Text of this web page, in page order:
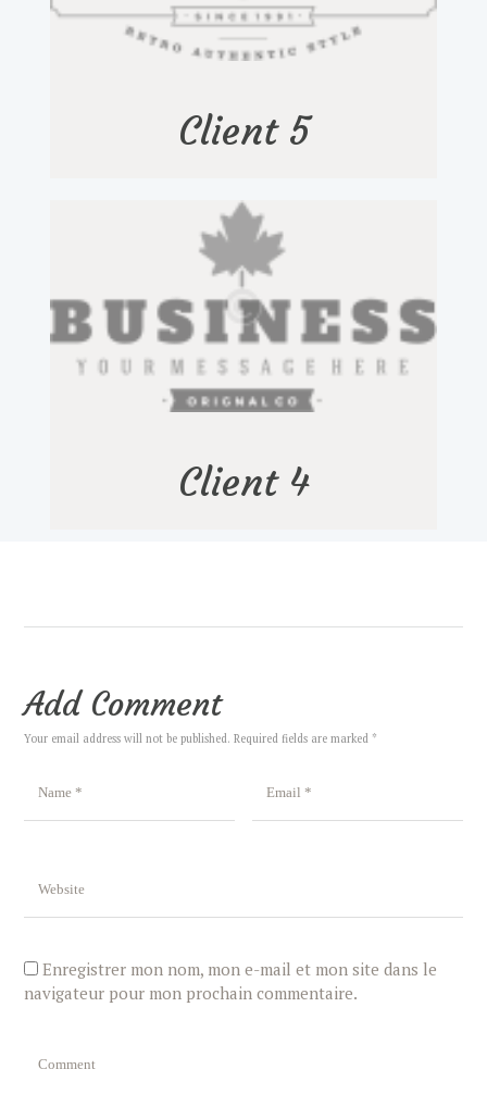
Client 5
Client 4
Add Comment
Your email address will not be published. Required fields are marked *
Enregistrer mon nom, mon e-mail et mon site dans le
navigateur pour mon prochain commentaire.